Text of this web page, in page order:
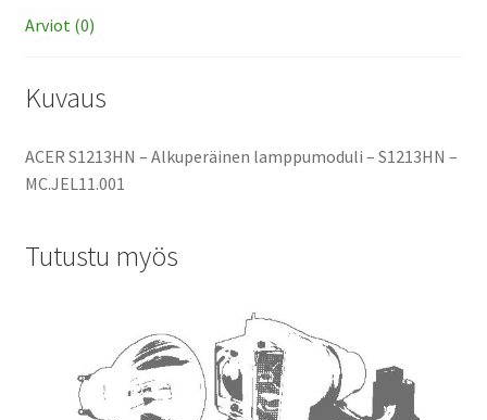
Arviot (0)
Kuvaus
ACER S1213HN – Alkuperäinen lamppumoduli – S1213HN –
MC.JEL11.001
Tutustu myös